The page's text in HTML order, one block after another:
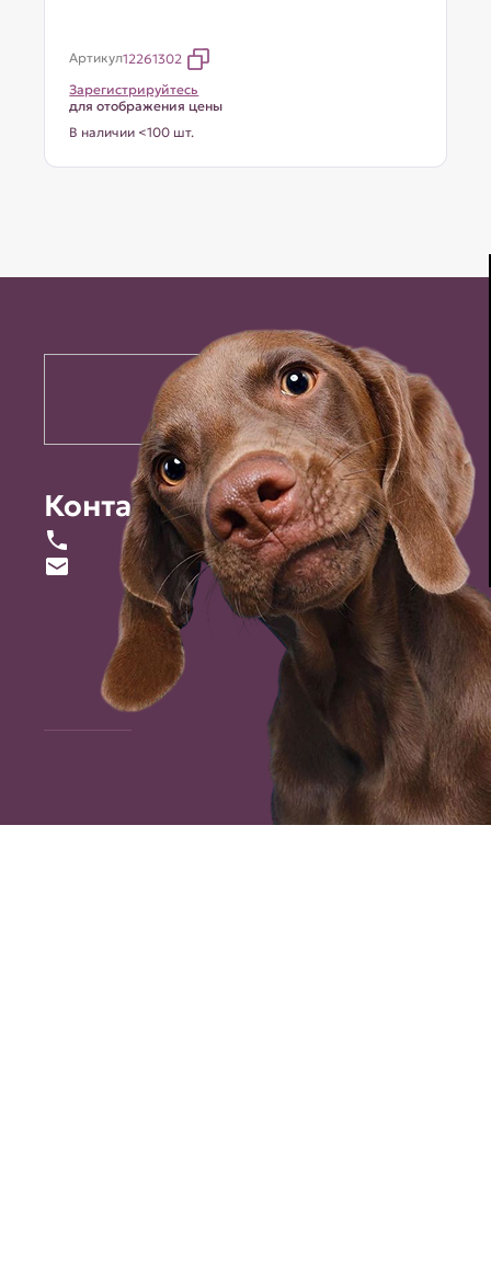
Артикул12261302
Зарегистрируйтесь
для отображения цены
В наличии <100 шт.
Контакты